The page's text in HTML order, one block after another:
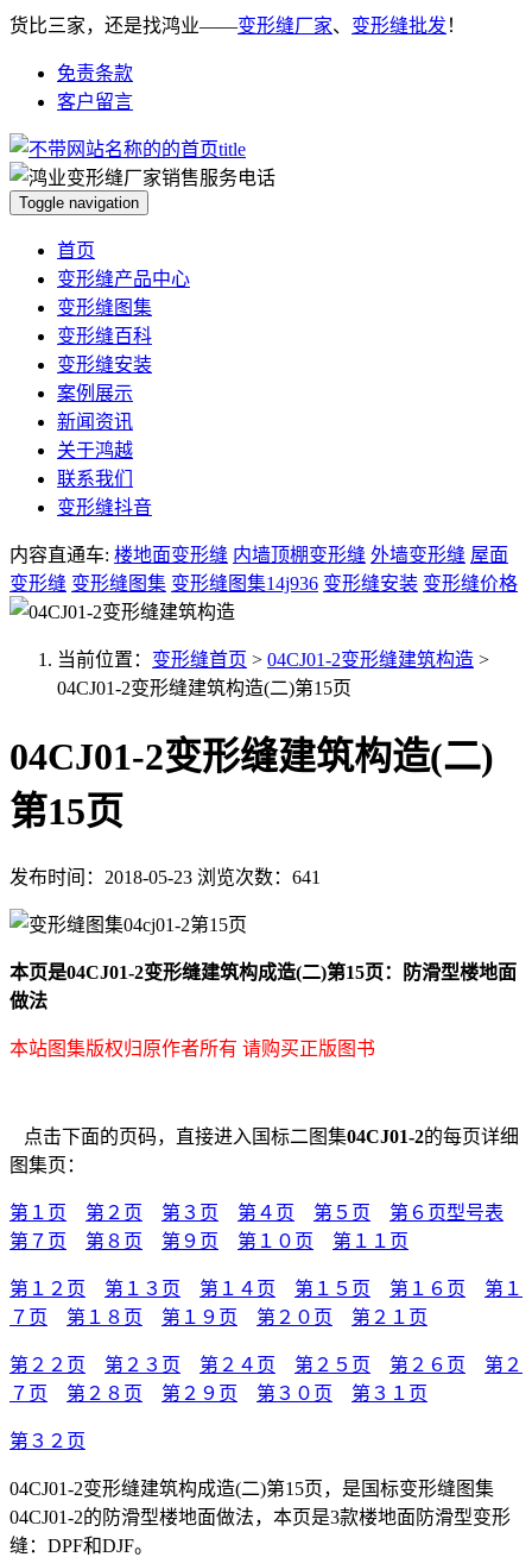
货比三家，还是找鸿业——变形缝厂家、 变形缝批发 ！
免责条款
客户留言
Toggle navigation
首页
变形缝产品中心
变形缝图集
变形缝百科
变形缝安装
案例展示
新闻资讯
关于鸿越
联系我们
变形缝抖音
内容直通车: 楼地面变形缝 内墙顶棚变形缝 外墙变形缝 屋面
变形缝 变形缝图集 变形缝图集14j936 变形缝安装 变形缝价格
当前位置： 变形缝首页 > 04CJ01-2变形缝建筑构造 >
04CJ01-2变形缝建筑构造(二)第15页
04CJ01-2变形缝建筑构造(二)
第15页
发布时间：2018-05-23 浏览次数：641
本页是04CJ01-2变形缝建筑构成造(二)第15页：防滑型楼地面
做法
本站图集版权归原作者所有 请购买正版图书
点击下面的页码，直接进入国标二图集04CJ01-2的每页详细
图集页：
第１页 第２页 第３页 第４页 第５页
第６页型号表
第７页
第８页 第９页 第１０页 第１１页
第１２页 第１３页 第１４页 第１５页 第１６页
第１
７页
第１８页 第１９页 第２０页 第２１页
第２２页 第２３页 第２４页 第２５页 第２６页
第２
７页
第２８页 第２９页 第３０页 第３１页
第３２页
04CJ01-2变形缝建筑构成造(二)第15页，是国标变形缝图集
04CJ01-2的防滑型楼地面做法，本页是3款楼地面防滑型变形
缝：DPF和DJF。